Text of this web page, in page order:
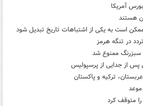
آمریکا
هستند
است به یکی از اشتباهات تاریخ تبدیل شود
در تنگه هرمز
سبزرنگ ممنوع شد
از جدایی از پرسپولیس
ترکیه و پاکستان
را متوقف کرد